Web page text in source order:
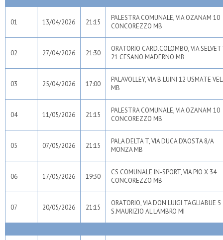
01 13/04/2026 21:15
PALESTRA COMUNALE, VIA OZANAM 10
CONCOREZZO MB
02 27/04/2026 21:30
ORATORIO CARD.COLOMBO, VIA
21 CESANO MADERNO MB
03 25/04/2026 17:00
PALAVOLLEY, VIA B.LUINI 12 USMATE
MB
04 11/05/2026 21:15
PALESTRA COMUNALE, VIA OZANAM 10
CONCOREZZO MB
05 07/05/2026 21:15
PALA DELTA T, VIA DUCA D'AOSTA 8/A
MONZA MB
06 17/05/2026 19:30
CS COMUNALE IN-SPORT, VIA PIO X 34
CONCOREZZO MB
07 20/05/2026 21:15
ORATORIO, VIA DON LUIGI TAGLIABUE 5
S.MAURIZIO AL LAMBRO MI